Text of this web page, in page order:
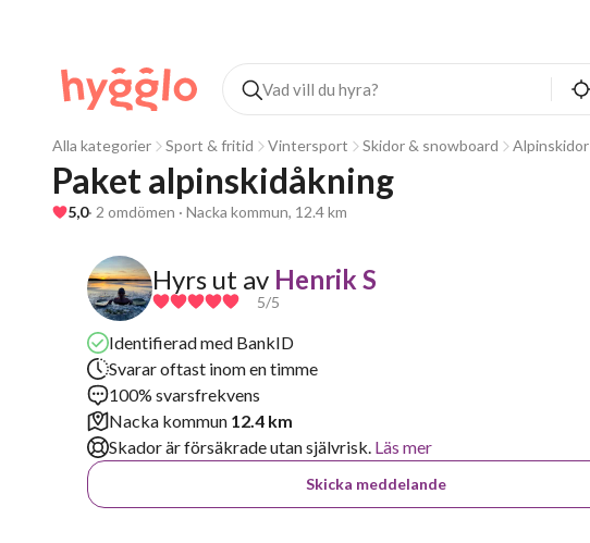
Alla kategorier Sport & fritid Vintersport Skidor & snowboard Alpinskidor
Paket alpinskidåkning
5,0· 2 omdömen · Nacka kommun, 12.4 km
Hyrs ut av Henrik S
5/5
Identifierad med BankID
Svarar oftast inom en timme
100% svarsfrekvens
Nacka kommun 12.4 km
Skador är försäkrade utan självrisk. Läs mer
Skicka meddelande